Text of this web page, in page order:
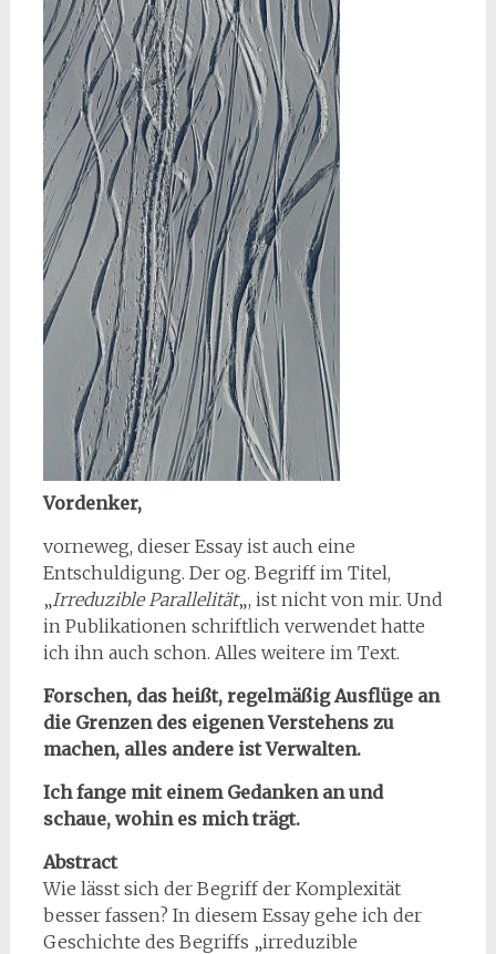
Vordenker,
vorneweg, dieser Essay ist auch eine
Entschuldigung. Der og. Begriff im Titel,
„Irreduzible Parallelität„, ist nicht von mir. Und
in Publikationen schriftlich verwendet hatte
ich ihn auch schon. Alles weitere im Text.
Forschen, das heißt, regelmäßig Ausflüge an
die Grenzen des eigenen Verstehens zu
machen, alles andere ist Verwalten.
Ich fange mit einem Gedanken an und
schaue, wohin es mich trägt.
Abstract
Wie lässt sich der Begriff der Komplexität
besser fassen? In diesem Essay gehe ich der
Geschichte des Begriffs „irreduzible